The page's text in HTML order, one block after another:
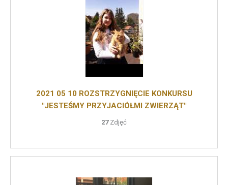
2021 05 10 ROZSTRZYGNIĘCIE KONKURSU
"JESTEŚMY PRZYJACIÓŁMI ZWIERZĄT"
27Zdjęć